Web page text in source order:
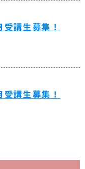
講生募集！
講生募集！